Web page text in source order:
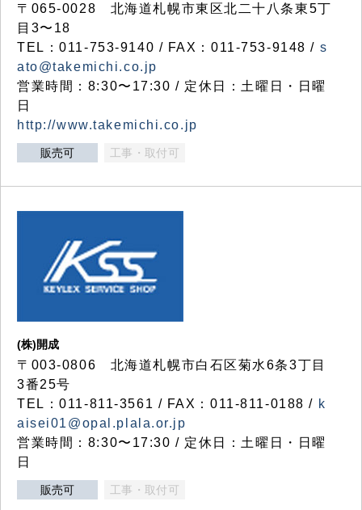
〒065-0028 北海道札幌市東区北二十八条東5丁
目3〜18
TEL：011-753-9140 / FAX：011-753-9148 / s
ato@takemichi.co.jp
営業時間：8:30〜17:30 / 定休日：土曜日・日曜
日
http://www.takemichi.co.jp
販売可 工事・取付可
(株)開成
〒003-0806 北海道札幌市白石区菊水6条3丁目
3番25号
TEL：011-811-3561 / FAX：011-811-0188 / k
aisei01@opal.plala.or.jp
営業時間：8:30〜17:30 / 定休日：土曜日・日曜
日
販売可 工事・取付可